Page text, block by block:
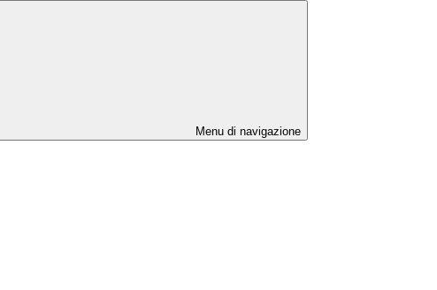
Menu di navigazione